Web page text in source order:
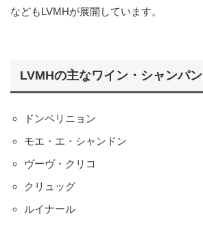
などもLVMHが展開しています。
LVMHの主なワイン・シャンパン
ドンペリニョン
モエ・エ・シャンドン
ヴーヴ・クリコ
クリュッグ
ルイナール